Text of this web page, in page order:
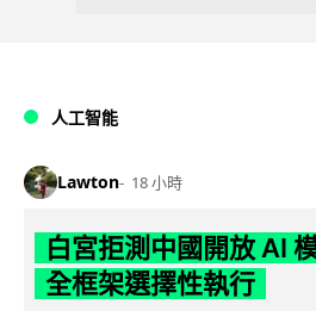
人工智能
Lawton 18 小時
白宮拒測中國開放 AI
全框架選擇性執行